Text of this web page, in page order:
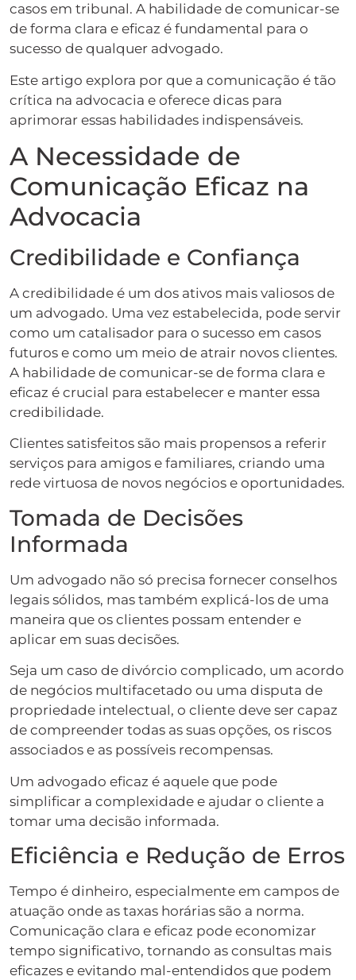
casos em tribunal. A habilidade de comunicar-se
de forma clara e eficaz é fundamental para o
sucesso de qualquer advogado.
Este artigo explora por que a comunicação é tão
crítica na advocacia e oferece dicas para
aprimorar essas habilidades indispensáveis.
A Necessidade de
Comunicação Eficaz na
Advocacia
Credibilidade e Confiança
A credibilidade é um dos ativos mais valiosos de
um advogado. Uma vez estabelecida, pode servir
como um catalisador para o sucesso em casos
futuros e como um meio de atrair novos clientes.
A habilidade de comunicar-se de forma clara e
eficaz é crucial para estabelecer e manter essa
credibilidade.
Clientes satisfeitos são mais propensos a referir
serviços para amigos e familiares, criando uma
rede virtuosa de novos negócios e oportunidades.
Tomada de Decisões
Informada
Um advogado não só precisa fornecer conselhos
legais sólidos, mas também explicá-los de uma
maneira que os clientes possam entender e
aplicar em suas decisões.
Seja um caso de divórcio complicado, um acordo
de negócios multifacetado ou uma disputa de
propriedade intelectual, o cliente deve ser capaz
de compreender todas as suas opções, os riscos
associados e as possíveis recompensas.
Um advogado eficaz é aquele que pode
simplificar a complexidade e ajudar o cliente a
tomar uma decisão informada.
Eficiência e Redução de Erros
Tempo é dinheiro, especialmente em campos de
atuação onde as taxas horárias são a norma.
Comunicação clara e eficaz pode economizar
tempo significativo, tornando as consultas mais
eficazes e evitando mal-entendidos que podem